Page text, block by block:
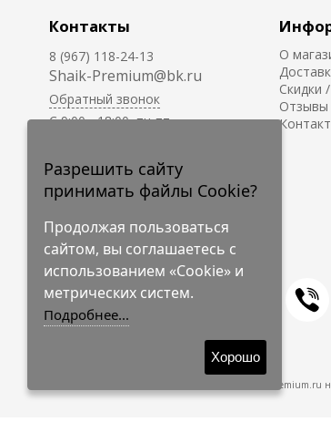
Контакты
8 (967) 118-24-13
Shaik-Premium@bk.ru
Обратный звонок
C 9:00 - 18:00, пн-пт
круглосуточно.
О
Скидки
Отзывы
© 2009-2026 Shaik-Premium
Shaik-Premium.ru
Разрешить сайту
принимать файлы Cookie?
Продолжая пользоваться
сайтом, вы соглашаетесь с
использованием «Cookie» и
метрических систем.
Подробнее...
Хорошо